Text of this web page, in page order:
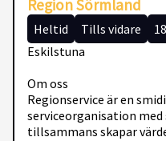
Region Sörmland
Heltid Tills vidare
Eskilstuna
Om oss
Regionservice är en
serviceorganisation
tillsammans skapar